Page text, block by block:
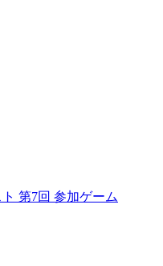
第7回 参加ゲーム